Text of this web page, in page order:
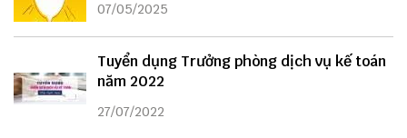
07/05/2025
Tuyển dụng Trưởng phòng dịch vụ kế toán
năm 2022
27/07/2022